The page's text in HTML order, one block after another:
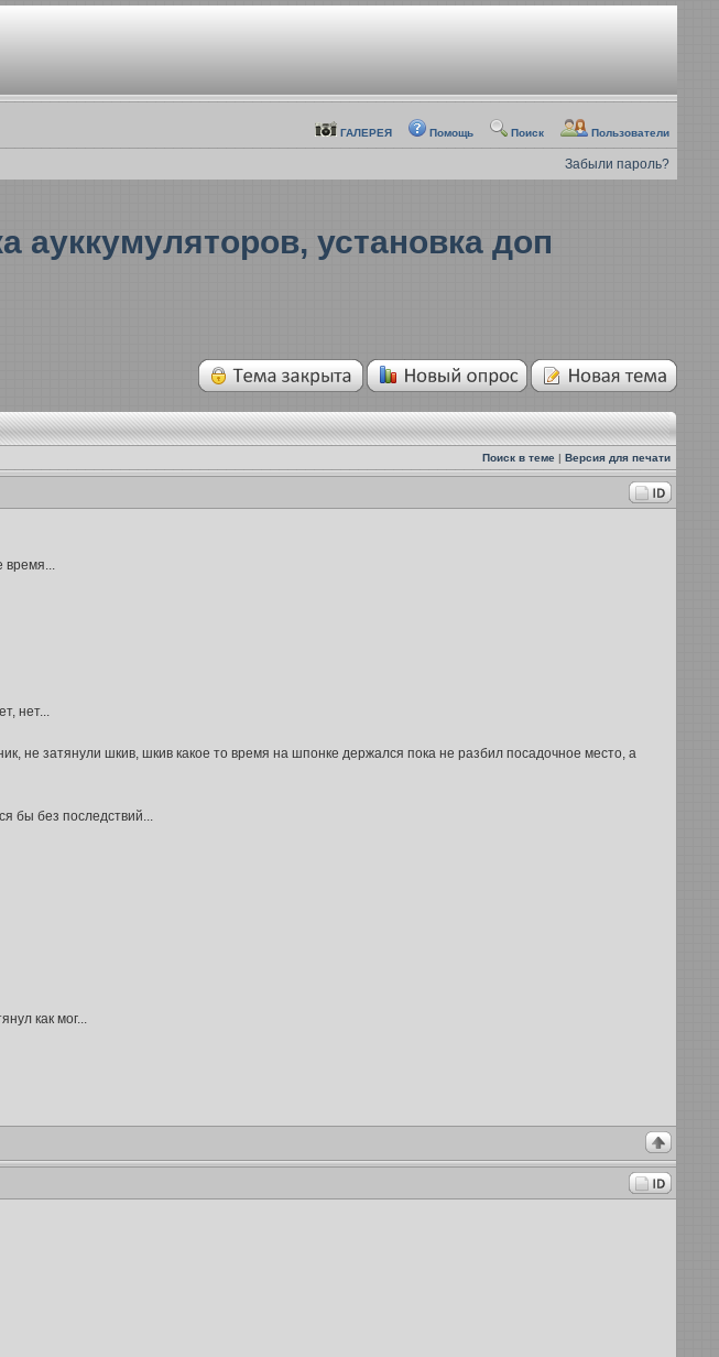
ГАЛЕРЕЯ Помощь Поиск Пользователи
Забыли пароль?
установка доп
Поиск в теме| Версия для печати
время...
нет...
не затянули шкив, шкив какое то время на шпонке держался пока не разбил посадочное место, а
бы без последствий...
как мог...